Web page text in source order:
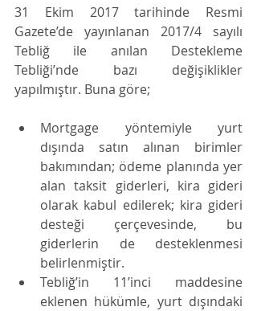
31 Ekim 2017 tarihinde Resmi
Gazete’de yayınlanan 2017/4 sayılı
Tebliğ ile anılan Destekleme
Tebliği’nde bazı değişiklikler
yapılmıştır. Buna göre;
Mortgage yöntemiyle yurt
dışında satın alınan birimler
bakımından; ödeme planında yer
alan taksit giderleri, kira gideri
olarak kabul edilerek; kira gideri
desteği çerçevesinde, bu
giderlerin de desteklenmesi
belirlenmiştir.
Tebliğ’in 11’inci maddesine
eklenen hükümle, yurt dışındaki